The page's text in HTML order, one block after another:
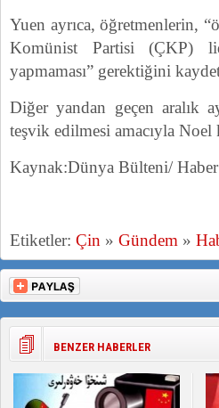
Yuen ayrıca, öğretmenlerin,
Komünist Partisi (ÇKP)
yapmaması” gerektiğini
Diğer yandan geçen aralık
teşvik edilmesi amacıyla Noel
Kaynak:Dünya Bülteni/
Etiketler: Çin » Gündem »
BENZER HABERLER